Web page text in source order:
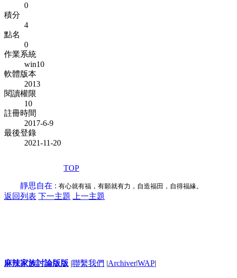
0
積分
4
點名
0
作業系統
win10
軟體版本
2013
閱讀權限
10
註冊時間
2017-6-9
最後登錄
2021-11-20
TOP
靜思自在 : 有心就有福，有願就有力，自造福田，自得福緣。
返回列表 下一主題 上一主題
麻辣家族討論版版 |聯繫我們 |Archiver|WAP|